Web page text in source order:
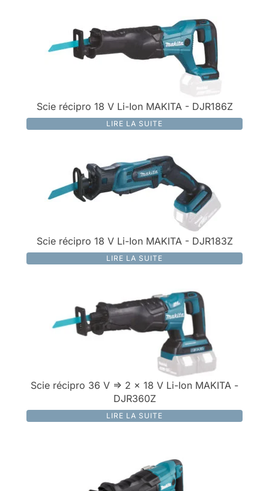
Scie récipro 18 V Li-Ion MAKITA - DJR186Z
LIRE LA SUITE
Scie récipro 18 V Li-Ion MAKITA - DJR183Z
LIRE LA SUITE
Scie récipro 36 V => 2 x 18 V Li-Ion MAKITA -
DJR360Z
LIRE LA SUITE